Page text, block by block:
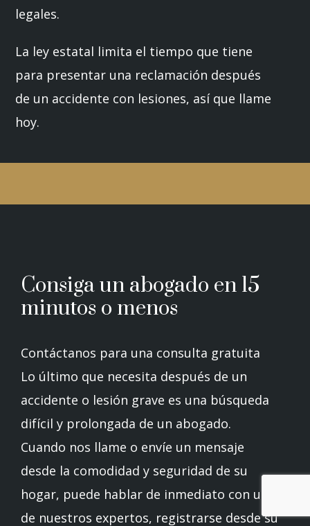
legales.
La ley estatal limita el tiempo que tiene
para presentar una reclamación después
de un accidente con lesiones, así que llame
hoy.
Consiga un abogado en 15
minutos o menos
Contáctanos para una consulta gratuita
Lo último que necesita después de un
accidente o lesión grave es una búsqueda
difícil y prolongada de un abogado.
Cuando nos llame o envíe un mensaje
desde la comodidad y seguridad de su
hogar, puede hablar de inmediato con uno
de nuestros expertos, registrarse desde su